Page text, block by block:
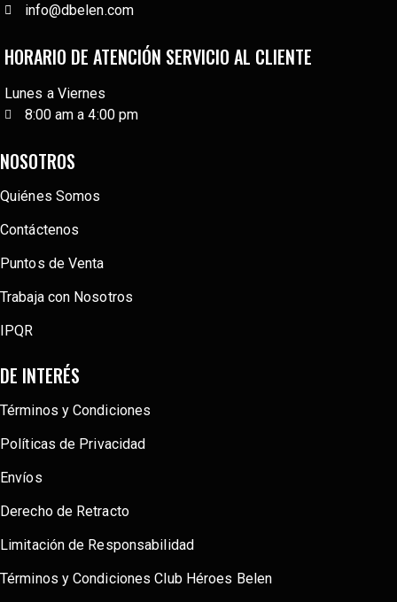
info@dbelen.com
HORARIO DE ATENCIÓN SERVICIO AL CLIENTE
Lunes a Viernes
8:00 am a 4:00 pm
NOSOTROS
Quiénes Somos
Contáctenos
Puntos de Venta
Trabaja con Nosotros
IPQR
DE INTERÉS
Términos y Condiciones
Políticas de Privacidad
Envíos
Derecho de Retracto
Limitación de Responsabilidad
Términos y Condiciones Club Héroes Belen